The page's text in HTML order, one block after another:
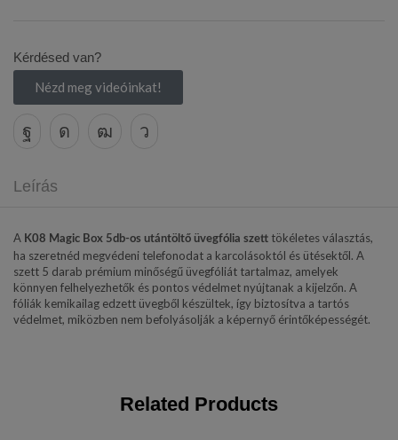
Kérdésed van?
Nézd meg videóinkat!
Leírás
A K08 Magic Box 5db-os utántöltő üvegfólia szett tökéletes választás,
ha szeretnéd megvédeni telefonodat a karcolásoktól és ütésektől. A
szett 5 darab prémium minőségű üvegfóliát tartalmaz, amelyek
könnyen felhelyezhetők és pontos védelmet nyújtanak a kijelzőn. A
fóliák kemikailag edzett üvegből készültek, így biztosítva a tartós
védelmet, miközben nem befolyásolják a képernyő érintőképességét.
Related Products